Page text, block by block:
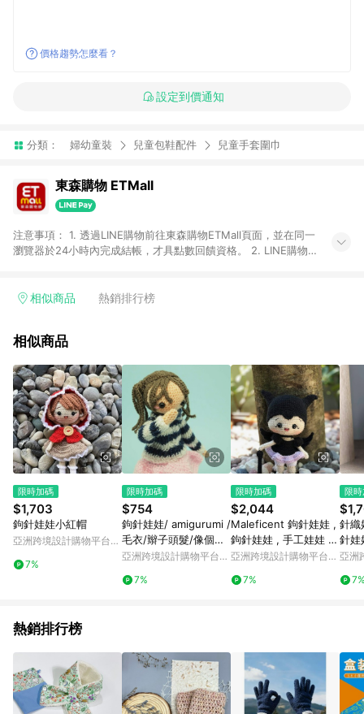
價格趨勢怎麼看？
設定到價通知
分類： 婦幼童裝 兒童包鞋配件 兒童手套圍巾
東森購物 ETMall
注意事項： 1. 透過LINE購物前往東森購物ETMall頁面，並在同一
瀏覽器於24小時內完成結帳，才具點數回饋資格。 2. LINE購物
單，皆不在點數回饋範圍內。 3. 如購買以下類別商品，將無法獲
球嚴選、商城、專案商品、「草莓網」全館商品。 4. 如取消訂
回饋。 5. 點數回饋會扣除所有折扣優惠後之最終發票金額計算，
實際回饋請依LINE購物通知為主。 6. 訂單如有使用東森購物
ETMall站內之折扣優惠(包含但不限於東森幣、樂透金、東森現金
券等)，不具點數回饋資格。詳細請依東森購物ETMall之結帳頁面
顯示為準。 7. LINE購物設有「單一商品最高回饋點數」機制(特
殊活動時開放「回饋無上限」)，以同一訂單中同一商品不論件數
計算，並依訂單成立時間當下LINE購物所設定的回饋機制為準。
如顯示之商品規格、顏色、價位、贈品與東森購物ETMall銷售網
頁不符，以銷售網頁標示為準。 9. 若有贈點爭議，請務必於訂單
日期+180天以內至LINE購物客服洽詢；若超過180天(含)以上進
行申訴，恕無法贈點回饋。 10. 部分點數紅包僅限指定商品使
用，或不適用於無回饋商品。各點數紅包之適用商品與使用條件
請依點數紅包頁面規則為準。
相似商品 熱銷排行榜
相似商品
限時加碼
$1,703
鉤針娃娃小紅帽
亞洲跨境設計購物平台
7%
限時加碼
$754
鉤針娃娃/ amigurumi /
毛衣/辮子頭髮/像個人
偶娃娃/玩偶
亞洲跨境設計購物平台
7%
限時加碼
$2,044
Maleficent 鉤針娃娃 ,
鉤針娃娃 , 手工娃娃 ,
工藝品
亞洲跨境設計購物平台
7%
限
針織
針娃
藝品
亞洲
熱銷排行榜